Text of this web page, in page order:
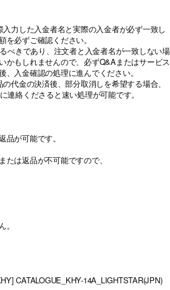
力した入金者名と実際の入金者が必ず一致し
必ずご確認ください。
べきであり、注文者と入金者名が一致しない場
かもしれませんので、必ずQ&Aまたはサービス
、入金確認の処理に進んでください。
代金の決済後、部分取消しを希望する場合、
連絡くださると速い処理が可能です。
が可能です。
は返品が不可能ですので、
CATALOGUE_KHY-14A_LIGHTSTAR(JPN)